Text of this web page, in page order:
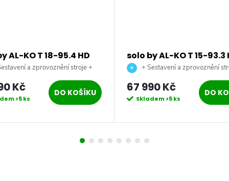
AL-KO T 18-95.4 HD
benzínový
traktor
a zprovoznění stroje +
až na vaši zahradu.
Kč
>5 ks
DO KOŠÍKU
solo by AL-KO T 15-93.3
Comfort benzínový
zahradní traktor
+ Sestavení a zprovoznění
doprava až na vaši zahradu.
67 990 Kč
Skladem>5 ks
DO